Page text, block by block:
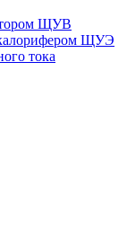
ЩУВ
ЩУЭ
тока